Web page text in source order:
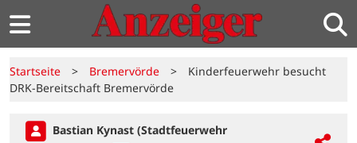
Startseite > Bremervörde >
Kinderfeuerwehr besucht
DRK-Bereitschaft Bremervörde
Bastian Kynast (Stadtfeuerwehr